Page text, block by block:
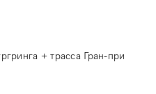
+ трасса Гран-при